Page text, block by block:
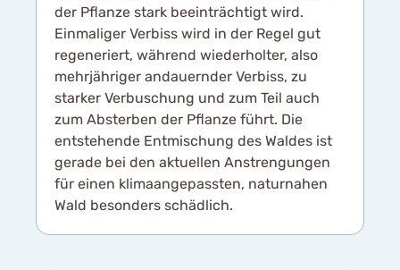
der Pflanze stark beeinträchtigt wird.
Einmaliger Verbiss wird in der Regel gut
regeneriert, während wiederholter, also
mehrjähriger andauernder Verbiss, zu
starker Verbuschung und zum Teil auch
zum Absterben der Pflanze führt. Die
entstehende Entmischung des Waldes ist
gerade bei den aktuellen Anstrengungen
für einen klimaangepassten, naturnahen
Wald besonders schädlich.